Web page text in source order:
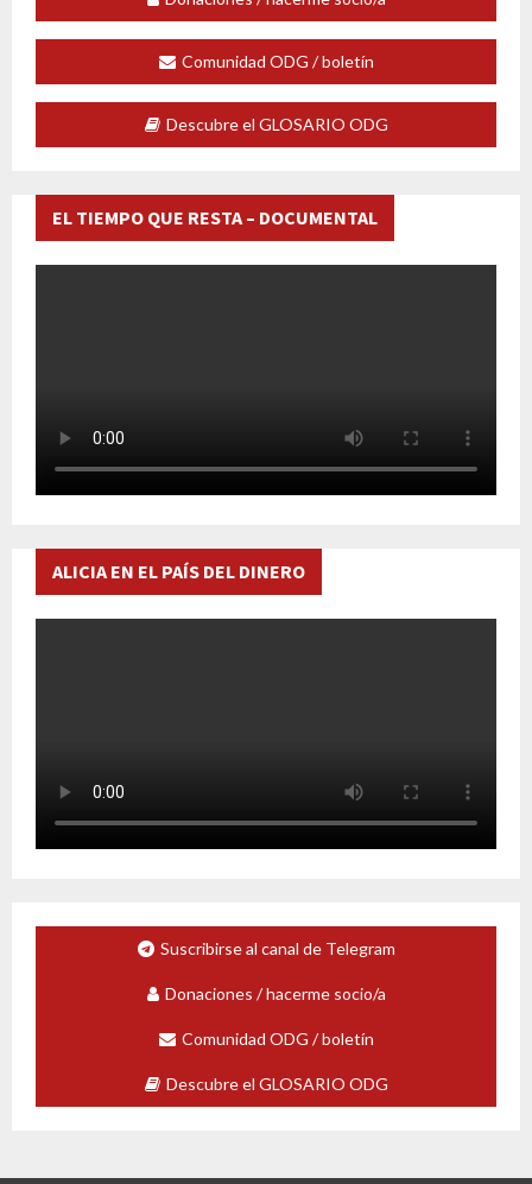
Comunidad ODG / boletín
Descubre el GLOSARIO ODG
EL TIEMPO QUE RESTA – DOCUMENTAL
ALICIA EN EL PAÍS DEL DINERO
Suscribirse al canal de Telegram
Donaciones / hacerme socio/a
Comunidad ODG / boletín
Descubre el GLOSARIO ODG